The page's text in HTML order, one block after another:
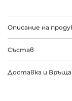
Описание на
Състав
Доставка и